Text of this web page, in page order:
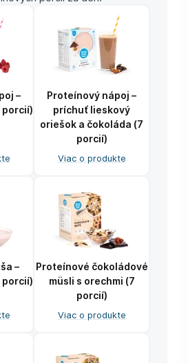
–
porcií)
Proteínový nápoj –
príchuť lieskový
oriešok a čokoláda (7
porcií)
Viac o produkte
–
porcií)
Proteínové čokoládové
müsli s orechmi (7
porcií)
Viac o produkte